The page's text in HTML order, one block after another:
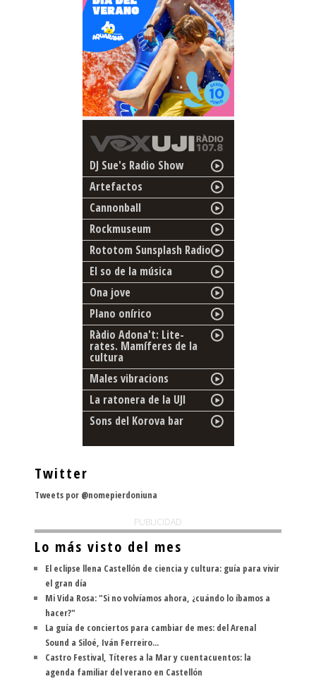
DJ Sue's Radio Show
Artefactos
Cannonball
Rockmuseum
Rototom Sunsplash Radio
El so de la música
Ona jove
Plano onírico
Ràdio Adona't: Lite-
rates. Mamíferes de la
cultura
Males vibracions
La ratonera de la UJI
Sons del Korova bar
Twitter
Tweets por @nomepierdoniuna
PUBLICIDAD
Lo más visto del mes
El eclipse llena Castellón de ciencia y cultura: guía para vivir
el gran día
Mi Vida Rosa: "Si no volvíamos ahora, ¿cuándo lo íbamos a
hacer?"
La guía de conciertos para cambiar de mes: del Arenal
Sound a Siloé, Iván Ferreiro...
Castro Festival, Títeres a la Mar y cuentacuentos: la
agenda familiar del verano en Castellón